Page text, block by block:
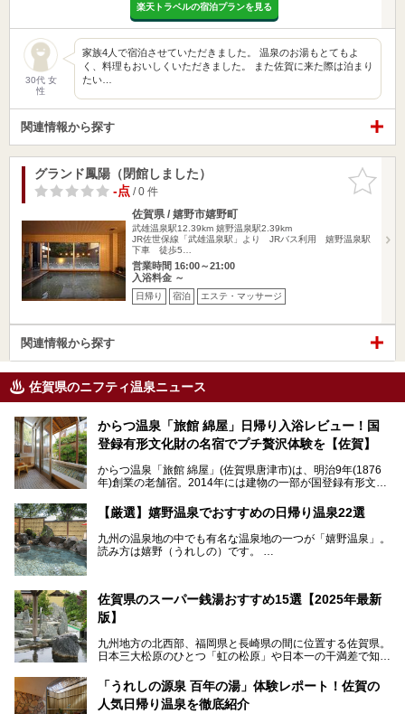
楽天トラベルの宿泊プランを見る
30代 女
性
家族4人で宿泊させていただきました。 温泉のお湯もとてもよ
く、料理もおいしくいただきました。 また佐賀に来た際は泊まり
たい…
関連情報から探す
お気に入
りに追加
グランド鳳陽（閉館しました）
-点/ 0 件
佐賀県 / 嬉野市嬉野町
武雄温泉駅12.39km 嬉野温泉駅2.39km
JR佐世保線「武雄温泉駅」より JRバス利用 嬉野温泉駅
下車 徒歩5…
営業時間 16:00～21:00
入浴料金 ～
日帰り 宿泊 エステ・マッサージ
関連情報から探す
佐賀県のニフティ温泉ニュース
からつ温泉「旅館 綿屋」日帰り入浴レビュー！国
登録有形文化財の名宿でプチ贅沢体験を【佐賀】
からつ温泉「旅館 綿屋」(佐賀県唐津市)は、明治9年(1876
年)創業の老舗宿。2014年には建物の一部が国登録有形文化
しかし良質の自家源泉を所有し、日帰り入浴が可能な点はあ
まり知られていません。近寄りがたいほどの敷居の高いイメ
ージとは反して、実は温かみある接客が特徴の名宿です。
文化財のラグジュアリー名宿で、お得にプチ贅沢体験を。今
【厳選】嬉野温泉でおすすめの日帰り温泉22選
九州の温泉地の中でも有名な温泉地の一つが「嬉野温泉」。
読み方は嬉野（うれしの）です。
り、「美肌祈願」ができる豊玉姫神社があったりと見どころ
満載。
温泉も日帰り温泉施設から老舗の旅館までバラエティに富ん
でいて、老若男女、家族からカップルまで満喫できます。
時間がゆっくりと流れ、観光も楽しめる嬉野温泉、その中で
も人気の日帰り温泉を紹介します！
泉質はもちろん、施設も充実している所が多く、いくつも回
りたい場所ばかりですよ。
佐賀県のスーパー銭湯おすすめ15選【2025年最新
版】
九州地方の北西部、福岡県と長崎県の間に位置する佐賀県。
日本三大松原のひとつ「虹の松原」や日本一の干満差で知ら
魅力です。有田焼や伊万里焼、唐津焼などのやきものが盛ん
なことでも知られています。
佐賀県にはまた、嬉野温泉や武雄温泉を筆頭に数多くの温泉
「うれしの源泉 百年の湯」体験レポート！佐賀の
人気日帰り温泉を徹底紹介